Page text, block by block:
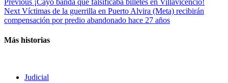
Next Víctimas de la guerrilla en Puerto Alvira (Meta) recibirán
compensación por predio abandonado hace 27 años
Más historias
Judicial